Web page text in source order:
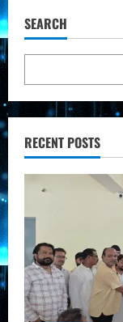
SEARCH
RECENT POSTS